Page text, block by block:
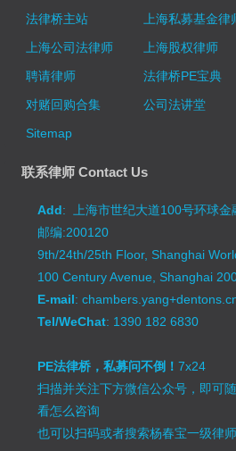
法律桥主站
上海私募基金律
上海公司法律师
上海股权律师
聘请律师
法律桥PE宝典
对赌回购合集
公司法讲堂
Sitemap
联系律师 Contact Us
Add: 上海市世纪大道100号环球金
邮编:200120
9th/24th/25th Floor, Shanghai
100 Century Avenue, Shanghai
E-mail:
Tel/WeChat: 1390 182 6830
PE法律桥，私募问不倒！7x24
扫描并关注下方微信公众号，即可随
看怎么咨询
也可以扫码或者搜索杨春宝一级律